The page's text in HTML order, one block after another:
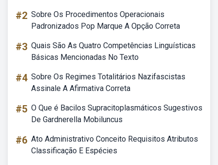
#2 Sobre Os Procedimentos Operacionais
Padronizados Pop Marque A Opção Correta
#3 Quais São As Quatro Competências Linguísticas
Básicas Mencionadas No Texto
#4 Sobre Os Regimes Totalitários Nazifascistas
Assinale A Afirmativa Correta
#5 O Que é Bacilos Supracitoplasmáticos Sugestivos
De Gardnerella Mobiluncus
#6 Ato Administrativo Conceito Requisitos Atributos
Classificação E Espécies